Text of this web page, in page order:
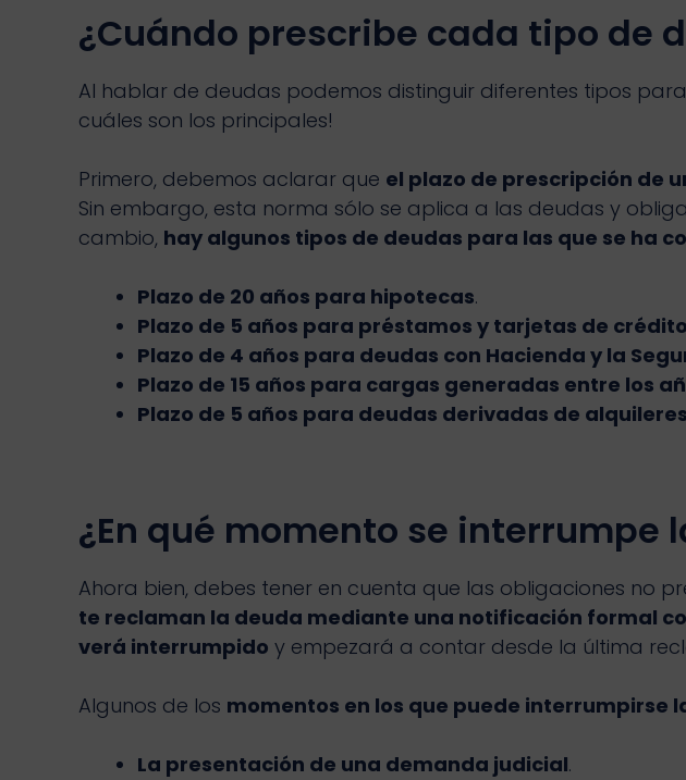
¿Cuándo prescribe cada tipo de
Al hablar de deudas podemos distinguir diferentes tipos
cuáles son los principales!
Primero, debemos aclarar que el plazo de prescripción de
Sin embargo, esta norma sólo se aplica a las deudas y
cambio, hay algunos tipos de deudas para las que se ha
Plazo de 20 años para hipotecas.
Plazo de 5 años para préstamos y tarjetas de crédito
Plazo de 4 años para deudas con Hacienda y la
Plazo de 15 años para cargas generadas entre los
Plazo de 5 años para deudas derivadas de
¿En qué momento se interrumpe
Ahora bien, debes tener en cuenta que las obligaciones no
te reclaman la deuda mediante una notificación formal
verá interrumpido y empezará a contar desde la última
Algunos de los momentos en los que puede interrumpirse
La presentación de una demanda judicial.